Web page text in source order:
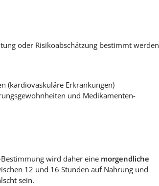
oder Risikoabschätzung bestimmt werden
(kardiovaskuläre Erkrankungen)
und Medikamenten-
wird daher eine morgendliche
12 und 16 Stunden auf Nahrung und
sein.